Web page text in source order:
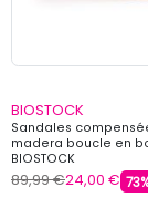
BIOSTOCK
Sandales
madera boucle en
BIOSTOCK
89,99 €24,00 €